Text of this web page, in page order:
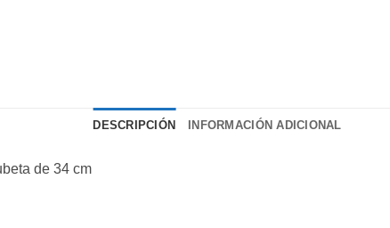
DESCRIPCIÓN INFORMACIÓN ADICIONAL
de 34 cm